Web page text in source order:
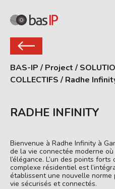
BAS-IP / Project /
COLLECTIFS / Radhe
RADHE INFINITY
Bienvenue à Radhe Infinity à
de la vie connectée moderne
l’élégance. L’un des points
complexe résidentiel est
établissent une nouvelle norme
vie sécurisés et connectés.